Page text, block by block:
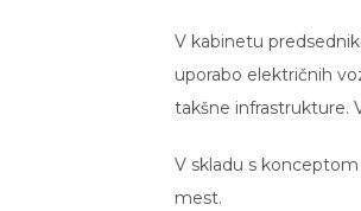
V kabinetu
uporabo električnih
takšne infrastrukture.
V skladu s
mest.